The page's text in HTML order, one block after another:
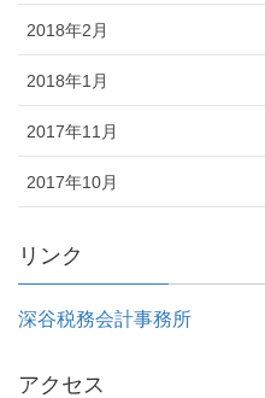
2018年2月
2018年1月
2017年11月
2017年10月
リンク
深谷税務会計事務所
アクセス